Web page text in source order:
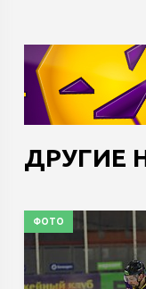
ДРУГИЕ
ФОТО